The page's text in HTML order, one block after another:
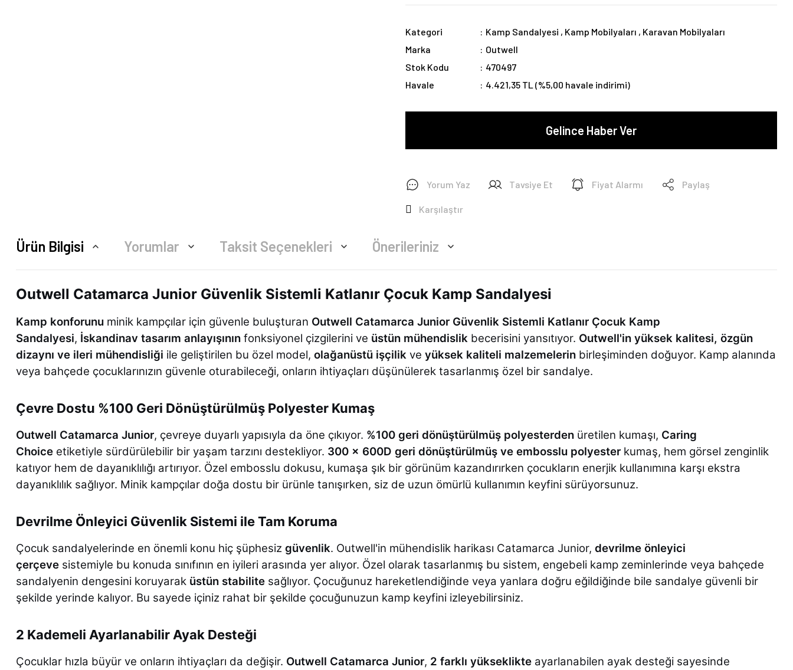
Kategori Kamp Sandalyesi , Kamp Mobilyaları , Karavan Mobilyaları
Marka
Outwell
Stok Kodu
470497
Havale
4.421,35 TL (%5,00 havale indirimi)
Gelince Haber Ver
Yorum Yaz Tavsiye Et Fiyat Alarmı Paylaş
Karşılaştır
Ürün Bilgisi Yorumlar Taksit Seçenekleri Önerileriniz
Outwell Catamarca Junior Güvenlik Sistemli Katlanır Çocuk Kamp Sandalyesi
Kamp konforunu minik kampçılar için güvenle buluşturan Outwell Catamarca Junior Güvenlik Sistemli Katlanır Çocuk Kamp
Sandalyesi, İskandinav tasarım anlayışının fonksiyonel çizgilerini ve üstün mühendislik becerisini yansıtıyor. Outwell'in yüksek kalitesi, özgün
dizaynı ve ileri mühendisliği ile geliştirilen bu özel model, olağanüstü işçilik ve yüksek kaliteli malzemelerin birleşiminden doğuyor. Kamp alanında
veya bahçede çocuklarınızın güvenle oturabileceği, onların ihtiyaçları düşünülerek tasarlanmış özel bir sandalye.
Çevre Dostu %100 Geri Dönüştürülmüş Polyester Kumaş
Outwell Catamarca Junior, çevreye duyarlı yapısıyla da öne çıkıyor. %100 geri dönüştürülmüş polyesterden üretilen kumaşı, Caring
Choice etiketiyle sürdürülebilir bir yaşam tarzını destekliyor. 300 x 600D geri dönüştürülmüş ve embosslu polyester kumaş, hem görsel zenginlik
katıyor hem de dayanıklılığı artırıyor. Özel embosslu dokusu, kumaşa şık bir görünüm kazandırırken çocukların enerjik kullanımına karşı ekstra
dayanıklılık sağlıyor. Minik kampçılar doğa dostu bir ürünle tanışırken, siz de uzun ömürlü kullanımın keyfini sürüyorsunuz.
Devrilme Önleyici Güvenlik Sistemi ile Tam Koruma
Çocuk sandalyelerinde en önemli konu hiç şüphesiz güvenlik. Outwell'in mühendislik harikası Catamarca Junior, devrilme önleyici
çerçeve sistemiyle bu konuda sınıfının en iyileri arasında yer alıyor. Özel olarak tasarlanmış bu sistem, engebeli kamp zeminlerinde veya bahçede
sandalyenin dengesini koruyarak üstün stabilite sağlıyor. Çocuğunuz hareketlendiğinde veya yanlara doğru eğildiğinde bile sandalye güvenli bir
şekilde yerinde kalıyor. Bu sayede içiniz rahat bir şekilde çocuğunuzun kamp keyfini izleyebilirsiniz.
2 Kademeli Ayarlanabilir Ayak Desteği
Çocuklar hızla büyür ve onların ihtiyaçları da değişir. Outwell Catamarca Junior, 2 farklı yükseklikte ayarlanabilen ayak desteği sayesinde